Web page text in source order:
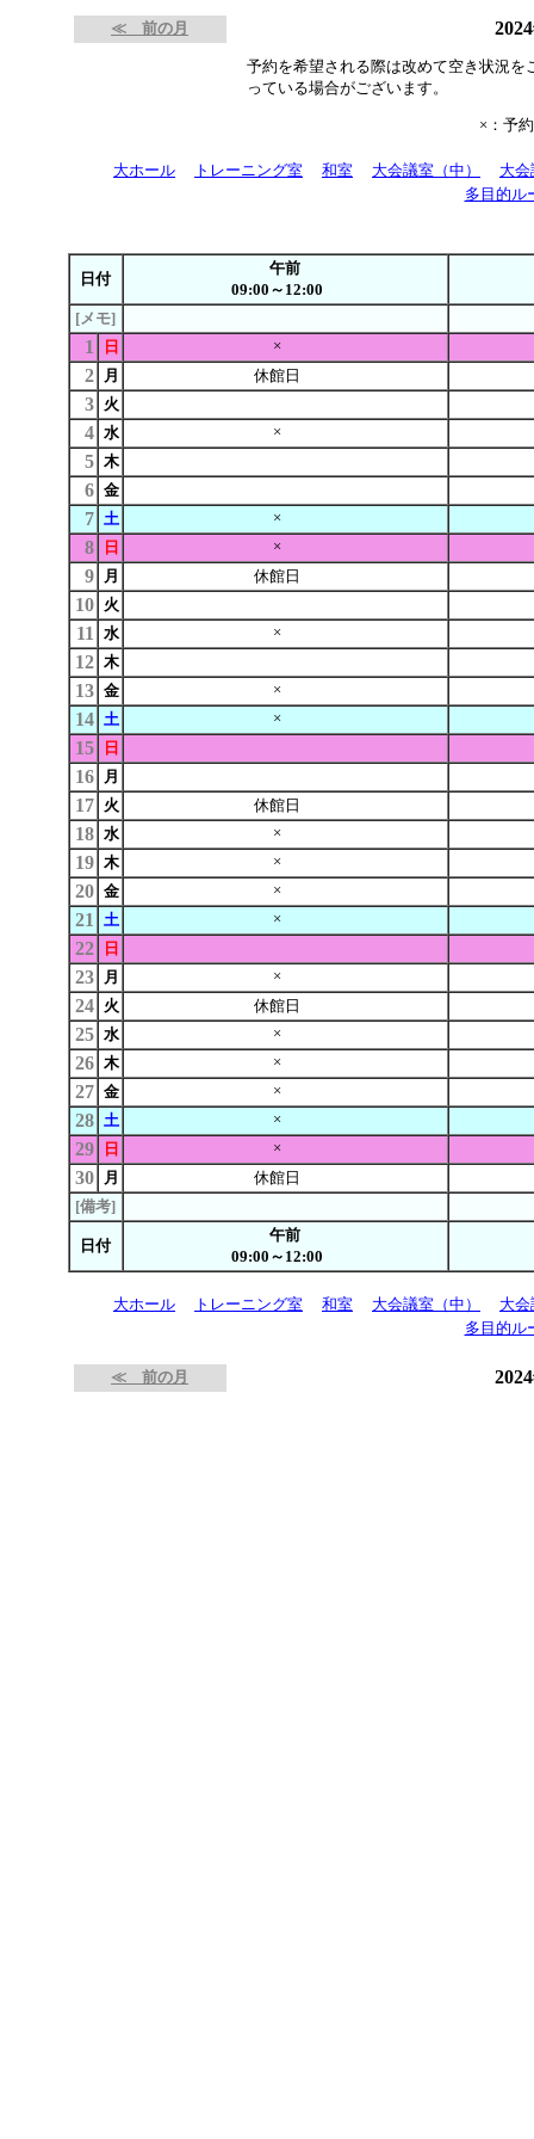
≪ 前の月
予約を希望される際は改めて空き状況
っている場合がございます。
×：予
大ホール トレーニング室 和室 大会議室（中）
大
多目的ル
日付
午前
09:00～12:00
[メモ]
1 日 ×
2 月 休館日
3 火
4 水 ×
5 木
6 金
7 土 ×
8 日 ×
9 月 休館日
10 火
11 水 ×
12 木
13 金 ×
14 土 ×
15 日
16 月
17 火 休館日
18 水 ×
19 木 ×
20 金 ×
21 土 ×
22 日
23 月 ×
24 火 休館日
25 水 ×
26 木 ×
27 金 ×
28 土 ×
29 日 ×
30 月
休館日
[備考]
日付
午前
09:00～12:00
大ホール トレーニング室 和室 大会議室（中）
大
多目的ル
≪ 前の月